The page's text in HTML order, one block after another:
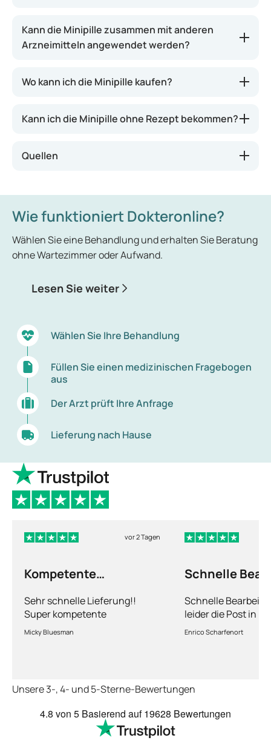
nicht jedoch vor sexuell übertragbaren
Krankheiten.
Kann die Minipille zusammen mit anderen
Arzneimitteln angewendet werden?
Wo kann ich die Minipille kaufen?
Kann ich die Minipille ohne Rezept bekommen?
Quellen
Wie funktioniert Dokteronline?
Wählen Sie eine Behandlung und erhalten Sie Beratung
ohne Wartezimmer oder Aufwand.
Lesen Sie weiter
Wählen Sie Ihre Behandlung
Füllen Sie einen medizinischen Fragebogen
aus
Der Arzt prüft Ihre Anfrage
Lieferung nach Hause
vor 2 Tagen
Kompetente
Sehr schnelle Lieferung!!
Super kompetente
Abhandlung!
Micky Bluesman
Schnelle
Schnelle
leider die Post in
kriegt es nicht hin
dauert obwohl ihr
richtig fix.
Enrico Scharfenort
Unsere 3-, 4- und 5-Sterne-Bewertungen
4.8 von 5 Basierend auf19628 Bewertungen